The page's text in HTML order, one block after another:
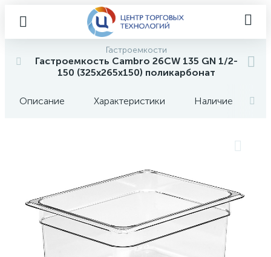
Гастроемкости
Гастроемкость Cambro 26CW 135 GN 1/2-
150 (325х265х150) поликарбонат
Описание Характеристики Наличие